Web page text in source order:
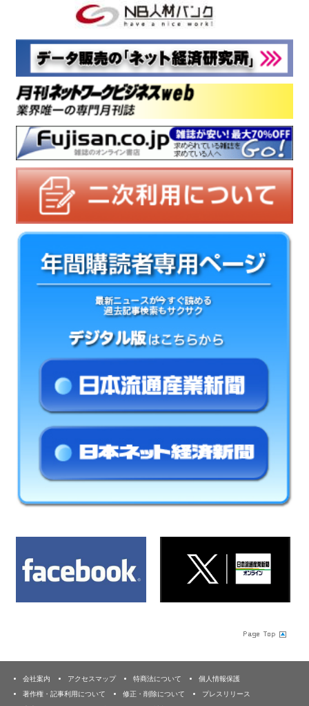
会社案内 アクセスマップ 特商法について
個人情報保護
著作権・記事利用について
修正・削除について
プレスリリース